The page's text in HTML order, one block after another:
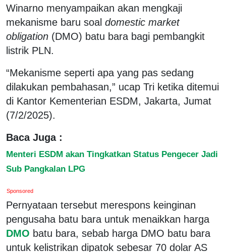
Winarno menyampaikan akan mengkaji
mekanisme baru soal domestic market
obligation (DMO) batu bara bagi pembangkit
listrik PLN.
“Mekanisme seperti apa yang pas sedang
dilakukan pembahasan,” ucap Tri ketika ditemui
di Kantor Kementerian ESDM, Jakarta, Jumat
(7/2/2025).
Baca Juga :
Menteri ESDM akan Tingkatkan Status Pengecer Jadi
Sub Pangkalan LPG
Sponsored
Pernyataan tersebut merespons keinginan
pengusaha batu bara untuk menaikkan harga
DMO batu bara, sebab harga DMO batu bara
untuk kelistrikan dipatok sebesar 70 dolar AS